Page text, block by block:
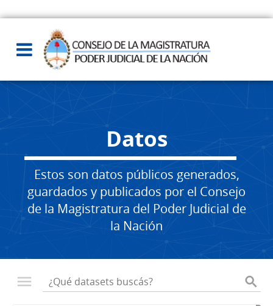
Datos
Estos son datos públicos generados,
guardados y publicados por el Consejo
de la Magistratura del Poder Judicial de
la Nación